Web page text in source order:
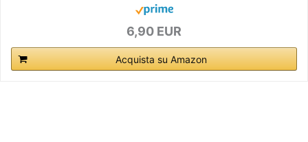
6,90 EUR
Acquista su Amazon